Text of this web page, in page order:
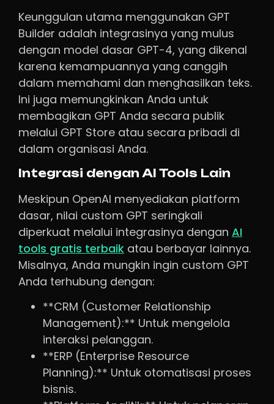
Keunggulan utama menggunakan GPT
Builder adalah integrasinya yang mulus
dengan model dasar GPT-4, yang dikenal
karena kemampuannya yang canggih
dalam memahami dan menghasilkan teks.
Ini juga memungkinkan Anda untuk
membagikan GPT Anda secara publik
melalui GPT Store atau secara pribadi di
dalam organisasi Anda.
Integrasi dengan AI Tools Lain
Meskipun OpenAI menyediakan platform
dasar, nilai custom GPT seringkali
diperkuat melalui integrasinya dengan AI
tools gratis terbaik atau berbayar lainnya.
Misalnya, Anda mungkin ingin custom GPT
Anda terhubung dengan:
**CRM (Customer Relationship
Management):** Untuk mengelola
interaksi pelanggan.
**ERP (Enterprise Resource
Planning):** Untuk otomatisasi proses
bisnis.